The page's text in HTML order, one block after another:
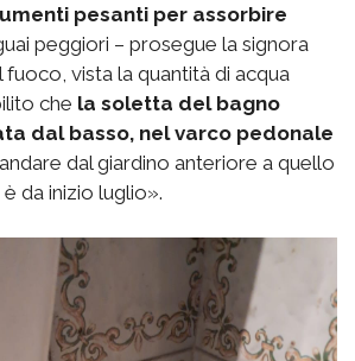
pesanti per assorbire
peggiori – prosegue la signora
fuoco, vista la quantità di acqua
che la soletta del bagno
dal basso, nel varco pedonale
dal giardino anteriore a quello
da inizio luglio».